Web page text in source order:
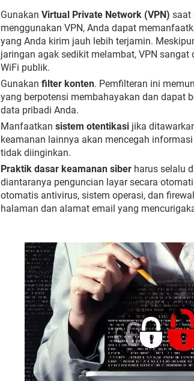
Gunakan Virtual Private Network (VPN) saat
menggunakan VPN, Anda dapat
yang Anda kirim jauh lebih terjamin.
jaringan agak sedikit melambat, VPN
WiFi publik.
Gunakan filter konten. Pemfilteran ini
yang berpotensi membahayakan dan dapat
data pribadi Anda.
Manfaatkan sistem otentikasi jika
keamanan lainnya akan mencegah
tidak diinginkan.
Praktik dasar keamanan siber harus selalu
diantaranya penguncian layar secara
otomatis antivirus, sistem operasi, dan
halaman dan alamat email yang